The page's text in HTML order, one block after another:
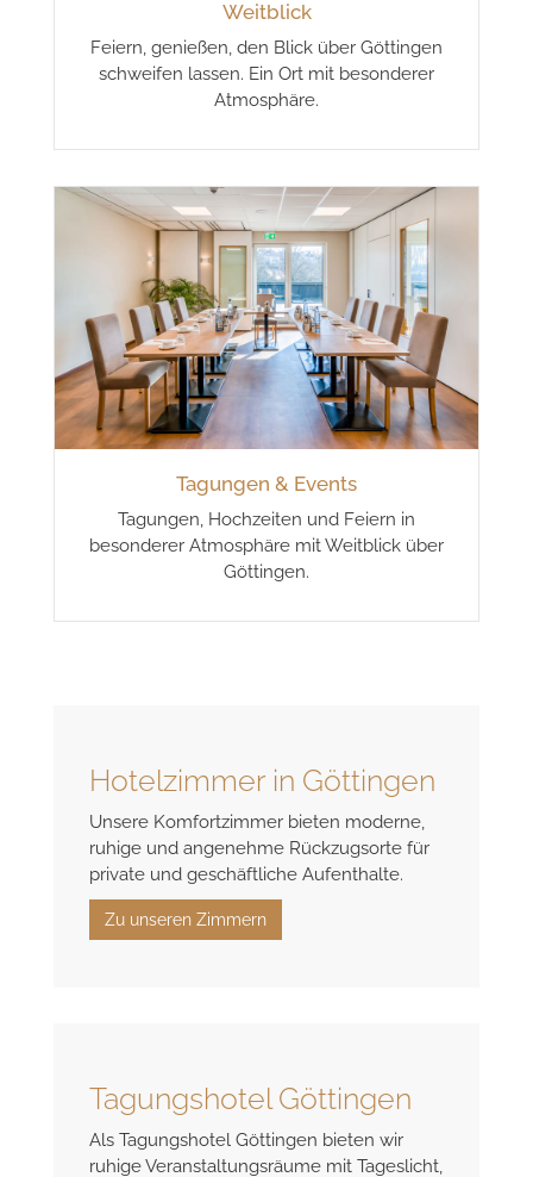
Weitblick
Feiern, genießen, den Blick über Göttingen
Atmosphäre.
Tagungen & Events
Tagungen, Hochzeiten und Feiern in
Göttingen.
Hotelzimmer in Göttingen
Unsere Komfortzimmer bieten moderne,
ruhige und angenehme Rückzugsorte für
private und geschäftliche Aufenthalte.
Tagungshotel Göttingen